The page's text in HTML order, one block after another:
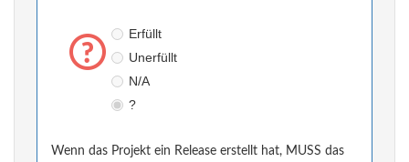
Erfüllt
Unerfüllt
N/A
?
Wenn das Projekt ein Release erstellt hat, MUSS das